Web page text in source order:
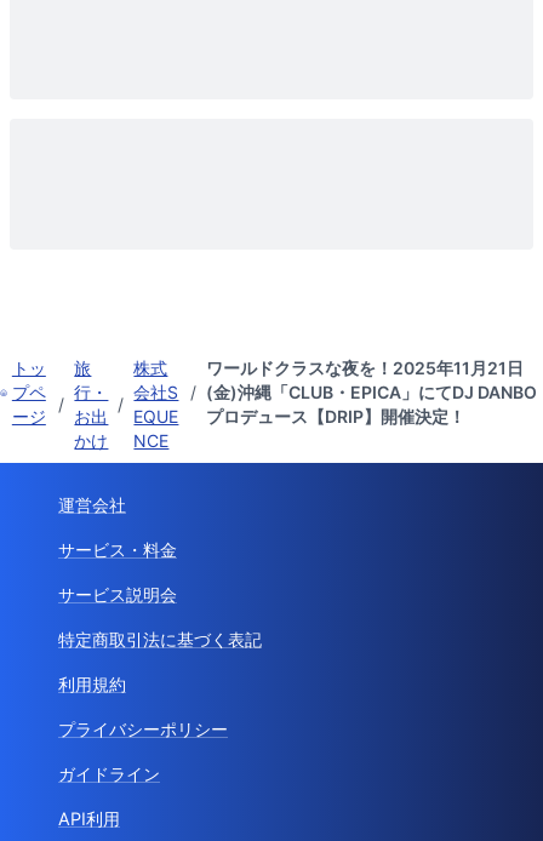
トッ
プペ
ージ
/
旅
行・
お出
かけ
/
株式
会社S
EQUE
NCE
/
ワールドクラスな夜を！2025年11月21日
(金)沖縄「CLUB・EPICA」にてDJ DANBO
プロデュース【DRIP】開催決定！
運営会社
サービス・料金
サービス説明会
特定商取引法に基づく表記
利用規約
プライバシーポリシー
ガイドライン
API利用